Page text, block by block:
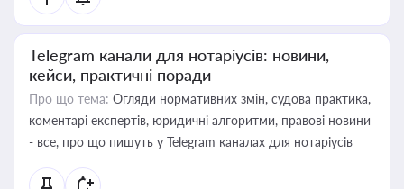
Telegram канали для нотаріусів: новини,
кейси, практичні поради
Про що тема: Огляди нормативних змін, судова практика,
коментарі експертів, юридичні алгоритми, правові новини
- все, про що пишуть у Telegram каналах для нотаріусів